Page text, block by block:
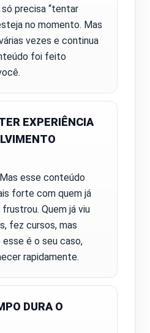
precisa “tentar
no momento. Mas
vezes e continua
foi feito
EXPERIÊNCIA
esse conteúdo
forte com quem já
Quem já viu
fez cursos, mas
é o seu caso,
rapidamente.
DURA O